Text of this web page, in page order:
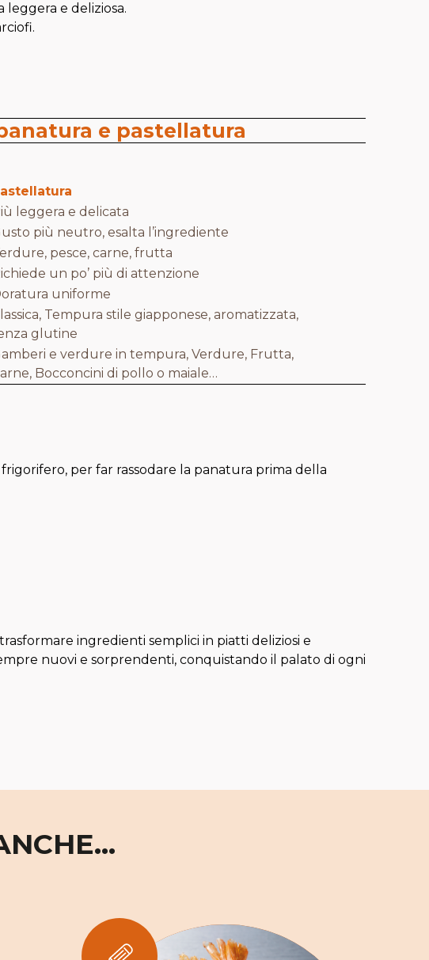
e deliziosa.
e pastellatura
leggera e delicata
più neutro, esalta l’ingrediente
pesce, carne, frutta
un po’ più di attenzione
uniforme
Tempura stile giapponese, aromatizzata,
glutine
e verdure in tempura, Verdure, Frutta,
Bocconcini di pollo o maiale…
per far rassodare la panatura prima della
ingredienti semplici in piatti deliziosi e
nuovi e sorprendenti, conquistando il palato di ogni